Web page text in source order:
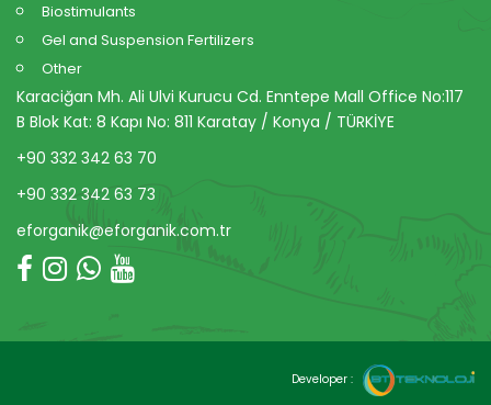
Biostimulants
Gel and Suspension Fertilizers
Other
Karaciğan Mh. Ali Ulvi Kurucu Cd. Enntepe Mall Office No:117
B Blok Kat: 8 Kapı No: 811 Karatay / Konya / TÜRKİYE
+90 332 342 63 70
+90 332 342 63 73
eforganik@eforganik.com.tr
Developer :